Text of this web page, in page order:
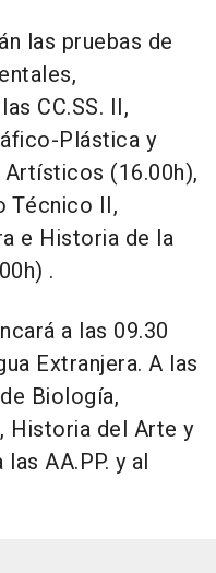
las pruebas de
CC.SS. II,
Plástica y
(16.00h),
Técnico II,
e Historia de la
.
a las 09.30
Extranjera. A las
Biología,
Historia del Arte y
AA.PP. y al